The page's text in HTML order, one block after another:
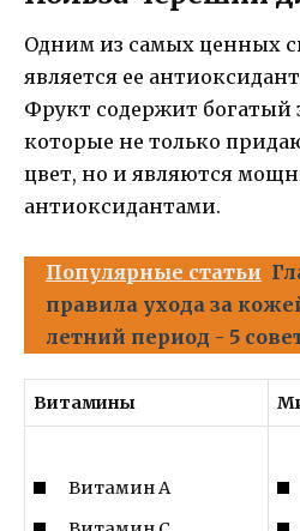
Одним из самых ценных
является ее
Фрукт содержит богатый
которые не только
цвет, но и являются
антиоксидантами.
Популярные статьи
правила ухода за
летний период - 5
Витамины
Витамин А